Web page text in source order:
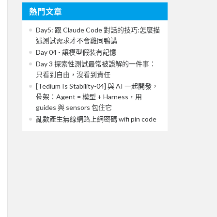
熱門文章
Day5: 跟 Claude Code 對話的技巧:怎麼描
述測試需求才不會雞同鴨講
Day 04 - 讓模型假裝有記憶
Day 3 探索性測試最常被誤解的一件事：
只看到自由，沒看到責任
[Tedium Is Stability-04] 與 AI 一起開發，
骨架：Agent = 模型 + Harness，用
guides 與 sensors 包住它
亂數產生無線網路上網密碼 wifi pin code